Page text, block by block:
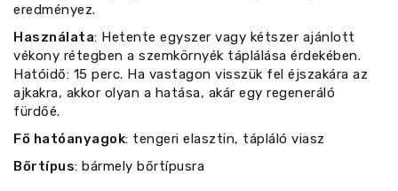
eredményez.
Használata: Hetente egyszer vagy kétszer ajánlott
vékony rétegben a szemkörnyék táplálása érdekében.
Hatóidő: 15 perc. Ha vastagon visszük fel éjszakára az
ajkakra, akkor olyan a hatása, akár egy regeneráló
fürdőé.
Fő hatóanyagok: tengeri elasztin, tápláló viasz
Bőrtípus: bármely bőrtípusra